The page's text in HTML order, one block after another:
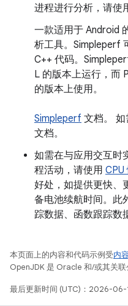
进程进行分析，请使
一款适用于 Android
析工具。Simpleperf
C++ 代码。
L 的版本上运行，而
的版本上使用。
Simpleperf 文档。
文档。
如需在与应用交互时
程活动，请使用 CPU
好处，如提供更快、
备电池续航时间。此
踪数据、函数跟踪数
本页面上的内容和代码示例受内
OpenJDK 是 Oracle 和/或其关联
最后更新时间 (UTC)：2026-06-